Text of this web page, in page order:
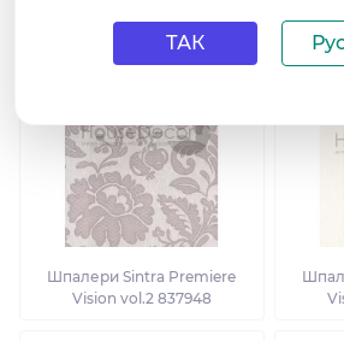
Шпалери Sintra Premiere
Vision vol.2 837948
ТАК